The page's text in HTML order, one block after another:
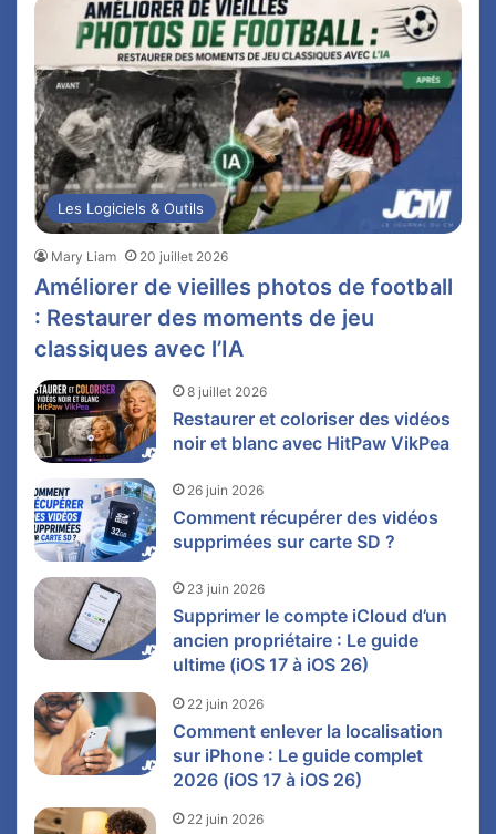
Les Logiciels & Outils
Mary Liam 20 juillet 2026
Améliorer de vieilles photos de football
: Restaurer des moments de jeu
classiques avec l’IA
8 juillet 2026
Restaurer et coloriser des vidéos
noir et blanc avec HitPaw VikPea
26 juin 2026
Comment récupérer des vidéos
supprimées sur carte SD ?
23 juin 2026
Supprimer le compte iCloud d’un
ancien propriétaire : Le guide
ultime (iOS 17 à iOS 26)
22 juin 2026
Comment enlever la localisation
sur iPhone : Le guide complet
2026 (iOS 17 à iOS 26)
22 juin 2026